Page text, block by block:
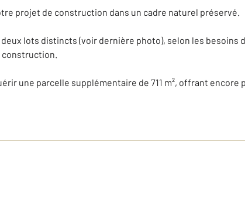
projet de construction dans un cadre naturel préservé.
lots distincts (voir dernière photo), selon les besoins
construction.
une parcelle supplémentaire de 711 m², offrant